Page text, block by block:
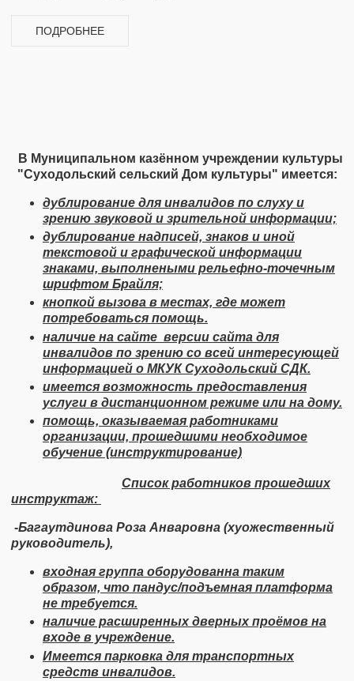
ПОДРОБНЕЕ
В Муниципальном казённом учреждении культуры
"Суходольский сельский Дом культуры" ​имеется:
дублирование для инвалидов по слуху и
зрению звуковой и зрительной информации;
дублирование надписей, знаков и иной
текстовой и графической информации
знаками, выполнеными рельефно-точечным
шрифтом Брайля;
кнопкой вызова в местах, где может
потребоваться помощь.
наличие на сайте версии сайта для
инвалидов по зрению со всей интересующей
информацией о МКУК Суходольский СДК.
имеется возможность предоставления
услуги в дистанционном режиме или на дому.
помощь, оказываемая работниками
организации, прошедшими необходимое
обучение (инструктирование)
Список работников прошедших
инструктаж:
-Багаутдинова Роза Анваровна (хуожественный
руководитель),
входная группа оборудованна таким
образом, что пандус/подъемная платформа
не требуется.
наличие расширенных дверных проёмов на
входе в учреждение.
Имеется парковка для транспортных
средств инвалидов.